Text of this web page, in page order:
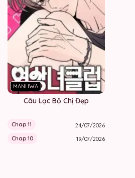
MANHWA
Câu Lạc Bộ Chị Đẹp
Chap 11
24/07/2026
Chap 10
19/07/2026